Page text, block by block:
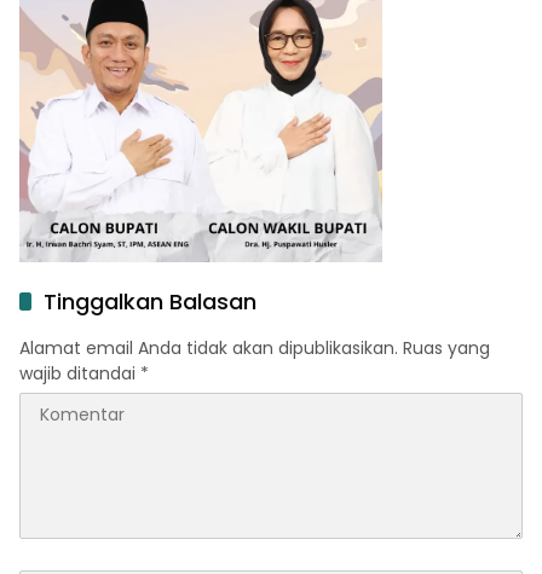
Tinggalkan Balasan
Alamat email Anda tidak akan dipublikasikan. Ruas yang
wajib ditandai *